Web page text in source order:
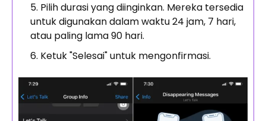
Pilih durasi yang diinginkan. Mereka tersedia
untuk digunakan dalam waktu 24 jam, 7 hari,
atau paling lama 90 hari.
Ketuk "Selesai" untuk mengonfirmasi.